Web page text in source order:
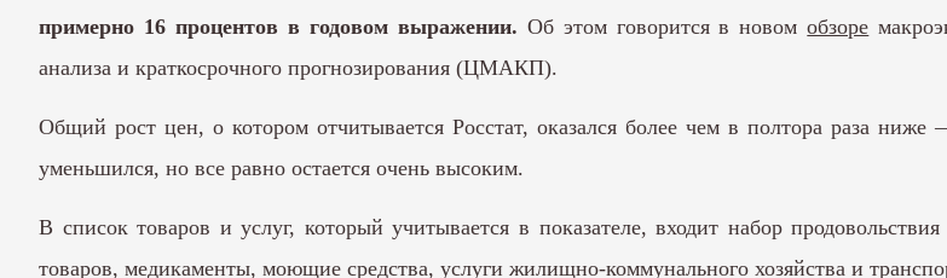
примерно 16 процентов в годовом выражении. Об этом говорится в новомобзоре
анализа и краткосрочного прогнозирования (ЦМАКП).
Общий рост цен, о котором отчитывается Росстат, оказался более чем в полтора раза
уменьшился, но все равно остается очень высоким.
В список товаров и услуг, который учитывается в показателе, входит набор
товаров, медикаменты, моющие средства, услуги жилищно-коммунального хозяйства и